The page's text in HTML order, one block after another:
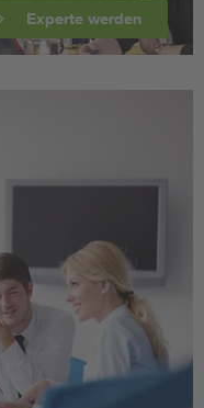
Experte werden